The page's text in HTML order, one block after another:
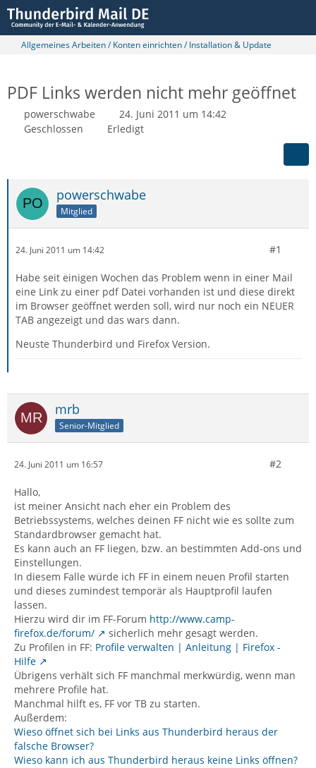
Allgemeines Arbeiten / Konten einrichten / Installation & Update
PDF Links werden nicht mehr geöffnet
powerschwabe
24. Juni 2011 um 14:42
Geschlossen
Erledigt
powerschwabe
Mitglied
24. Juni 2011 um 14:42 #1
Habe seit einigen Wochen das Problem wenn in einer Mail
eine Link zu einer pdf Datei vorhanden ist und diese direkt
im Browser geöffnet werden soll, wird nur noch ein NEUER
TAB angezeigt und das wars dann.
Neuste Thunderbird und Firefox Version.
mrb
Senior-Mitglied
24. Juni 2011 um 16:57 #2
Hallo,
ist meiner Ansicht nach eher ein Problem des
Betriebssystems, welches deinen FF nicht wie es sollte zum
Standardbrowser gemacht hat.
Es kann auch an FF liegen, bzw. an bestimmten Add-ons und
Einstellungen.
In diesem Falle würde ich FF in einem neuen Profil starten
und dieses zumindest temporär als Hauptprofil laufen
lassen.
Hierzu wird dir im FF-Forum http://www.camp-
firefox.de/forum/
sicherlich mehr gesagt werden.
Zu Profilen in FF: Profile verwalten | Anleitung | Firefox -
Hilfe
Übrigens verhält sich FF manchmal merkwürdig, wenn man
mehrere Profile hat.
Manchmal hilft es, FF vor TB zu starten.
Außerdem:
Wieso öffnet sich bei Links aus Thunderbird heraus der
falsche Browser?
Wieso kann ich aus Thunderbird heraus keine Links öffnen?